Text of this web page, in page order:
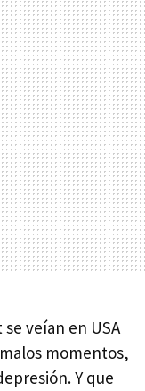
veían en USA
momentos,
Y que